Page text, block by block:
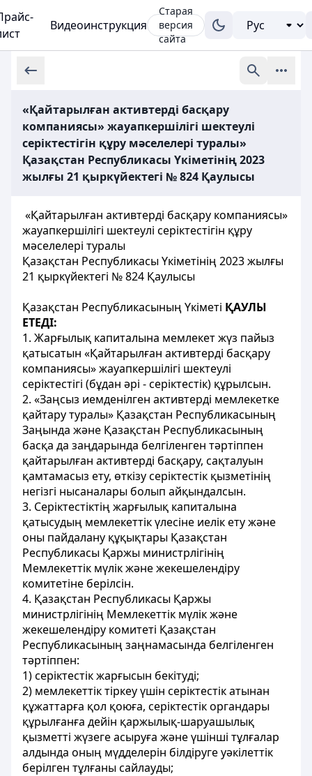
Видеоинструкция
Старая
версия
сайта
«Қайтарылған активтерді басқару
компаниясы» жауапкершілігі шектеулі
серіктестігін құру мәселелері туралы»
Қазақстан Республикасы Үкіметінің 2023
жылғы 21 қыркүйектегі № 824 Қаулысы
«Қайтарылған активтерді басқару компаниясы»
жауапкершілігі шектеулі серіктестігін құру
мәселелері туралы
Қазақстан Республикасы Үкіметінің 2023 жылғы
21 қыркүйектегі № 824 Қаулысы
Қазақстан Республикасының Үкіметі ҚАУЛЫ
ЕТЕДІ:
1. Жарғылық капиталына мемлекет жүз пайыз
қатысатын «Қайтарылған активтерді басқару
компаниясы» жауапкершілігі шектеулі
серіктестігі (бұдан әрі - серіктестік) құрылсын.
2. «Заңсыз иемденілген активтерді мемлекетке
қайтару туралы» Қазақстан Республикасының
Заңында және Қазақстан Республикасының
басқа да заңдарында белгіленген тәртіппен
қайтарылған активтерді басқару, сақталуын
қамтамасыз ету, өткізу серіктестік қызметінің
негізгі нысаналары болып айқындалсын.
3. Серіктестіктің жарғылық капиталына
қатысудың мемлекеттік үлесіне иелік ету және
оны пайдалану құқықтары Қазақстан
Республикасы Қаржы министрлігінің
Мемлекеттік мүлік және жекешелендіру
комитетіне берілсін.
4. Қазақстан Республикасы Қаржы
министрлігінің Мемлекеттік мүлік және
жекешелендіру комитеті Қазақстан
Республикасының заңнамасында белгіленген
тәртіппен:
1) серіктестік жарғысын бекітуді;
2) мемлекеттік тіркеу үшін серіктестік атынан
құжаттарға қол қоюға, серіктестік органдары
құрылғанға дейін қаржылық-шаруашылық
қызметті жүзеге асыруға және үшінші тұлғалар
алдында оның мүдделерін білдіруге уәкілеттік
берілген тұлғаны сайлауды;